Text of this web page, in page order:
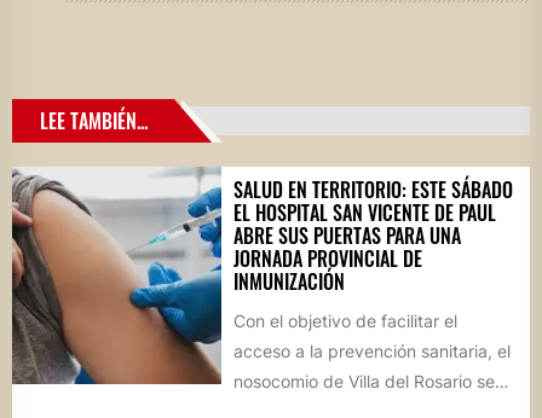
LEE TAMBIÉN...
SALUD EN TERRITORIO: ESTE SÁBADO
EL HOSPITAL SAN VICENTE DE PAUL
ABRE SUS PUERTAS PARA UNA
JORNADA PROVINCIAL DE
INMUNIZACIÓN
Con el objetivo de facilitar el
acceso a la prevención sanitaria, el
nosocomio de Villa del Rosario se